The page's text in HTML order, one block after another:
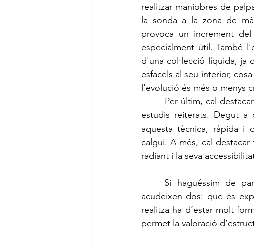
realitzar maniobres de
la sonda a la zona de
provoca un increment
especialment útil. També
d'una col·lecció líquida, ja
esfacels al seu interior,
l'evolució és més o menys
estudis reiterats. Degut a
aquesta tècnica, ràpida i
calgui. A més, cal
radiant i la seva
acudeixen dos: que és
realitza ha d’estar molt
permet la valoració